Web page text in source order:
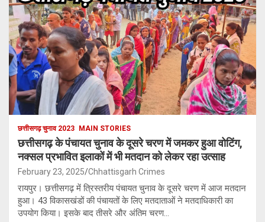
छत्तीसगढ़ चुनाव 2023 MAIN STORIES
छत्तीसगढ़ के पंचायत चुनाव के दूसरे चरण में जमकर हुआ वोटिंग,
नक्सल प्रभावित इलाकों में भी मतदान को लेकर रहा उत्साह
February 23, 2025 Chhattisgarh Crimes
रायपुर। छत्तीसगढ़ में त्रिस्तरीय पंचायत चुनाव के दूसरे चरण में आज मतदान
हुआ। 43 विकासखंडों की पंचायतों के लिए मतदाताओं ने मतदाधिकारी का
उपयोग किया। इसके बाद तीसरे और अंतिम चरण…